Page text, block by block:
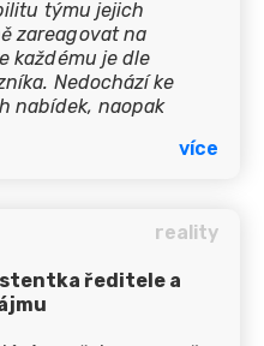
týmu jejich
zareagovat na
každému je dle
Nedochází ke
nabídek, naopak
S tímto portálem
více
reality
ředitele a